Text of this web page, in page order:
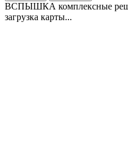
ВСПЫШКА комплексные
загрузка карты...